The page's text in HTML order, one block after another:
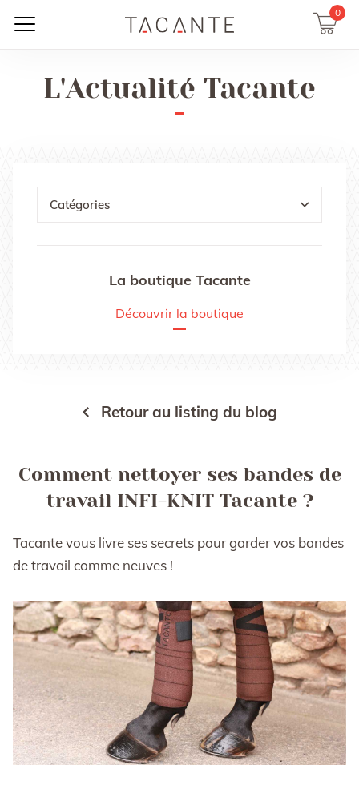
0
L'Actualité Tacante
Catégories
La boutique Tacante
Découvrir la boutique
Retour au listing du blog
Comment nettoyer ses bandes de
travail INFI-KNIT Tacante ?
Tacante vous livre ses secrets pour garder vos bandes
de travail comme neuves !